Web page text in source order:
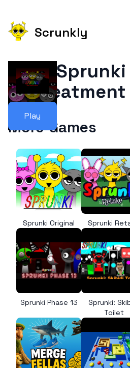
Scrunkly
Play
Sprunki
More Games
Sprunki Original Sprunki
Sprunki Phase 13
Sprunki:
Toilet